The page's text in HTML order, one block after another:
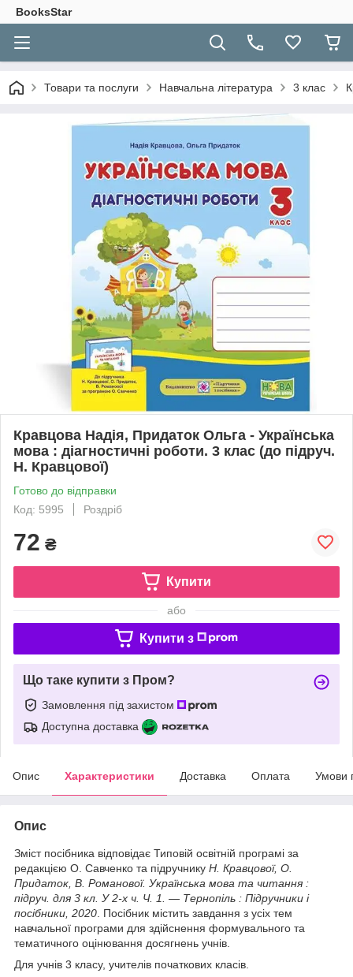
BooksStar
Товари та послуги Навчальна література 3 клас
Кравцова Надія, Придаток Ольга - Українська
мова : діагностичні роботи. 3 клас (до підруч.
Н. Кравцової)
Готово до відправки
Код: 5995
Роздріб
72 ₴
Купити
або
Купити з
Що таке купити з Пром?
Замовлення під захистом
Доступна доставка
Опис Характеристики Доставка Оплата Умови
Опис
Зміст посібника відповідає Типовій освітній програмі за
редакцією О. Савченко та підручнику Н. Кравцової, О.
Придаток, В. Романової. Українська мова та читання :
підруч. для 3 кл. У 2-х ч. Ч. 1. — Тернопіль : Підручники і
посібники, 2020 . Посібник містить завдання з усіх тем
навчальної програми для здійснення формувального та
тематичного оцінювання досягнень учнів.
Для учнів 3 класу, учителів початкових класів.